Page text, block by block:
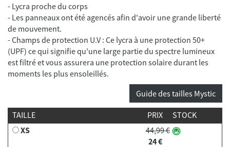
- Lycra proche du corps
- Les panneaux ont été agencés afin d'avoir une grande liberté
de mouvement.
- Champs de protection U.V : Ce lycra à une protection 50+
(UPF) ce qui signifie qu'une large partie du spectre lumineux
est filtré et vous assurera une protection solaire durant les
moments les plus ensoleillés.
Guide des tailles Mystic
TAILLE PRIX
STOCK
XS
44,99 €
24 €